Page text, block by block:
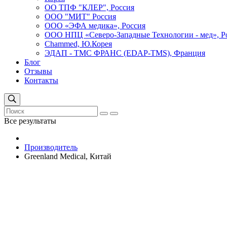
ОО ТПФ "КЛЕР", Россия
ООО "МИТ" Россия
ООО «ЭФА медика», Россия
ООО НПЦ «Северо-Западные Технологии - мед»,
Сhammed, Ю.Корея
ЭДАП - ТМС ФРАНС (EDAP-TMS), Франция
Блог
Отзывы
Контакты
Все результаты
Производитель
Greenland Medical, Китай